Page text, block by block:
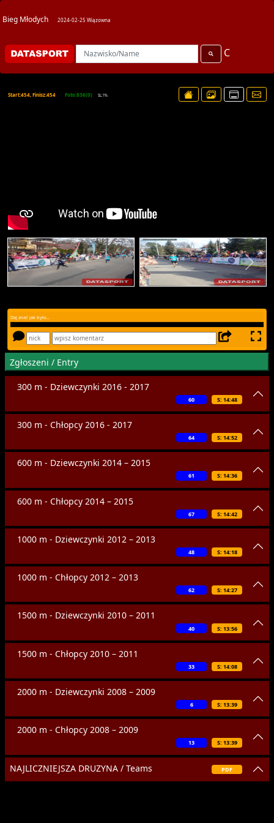
Bieg Młodych 2024-02-25 Wiązowna
C
Start:454, Finisz:454 Foto:836(0) SL:1%
Daj znać jak było...
Zgłoszeni / Entry
300 m - Dziewczynki 2016 - 2017
S: 14:48
60
300 m - Chłopcy 2016 - 2017
S: 14:52
64
600 m - Dziewczynki 2014 – 2015
S: 14:36
61
600 m - Chłopcy 2014 – 2015
S: 14:42
67
1000 m - Dziewczynki 2012 – 2013
S: 14:18
48
1000 m - Chłopcy 2012 – 2013
S: 14:27
62
1500 m - Dziewczynki 2010 – 2011
S: 13:56
40
1500 m - Chłopcy 2010 – 2011
S: 14:08
33
2000 m - Dziewczynki 2008 – 2009
S: 13:39
6
2000 m - Chłopcy 2008 – 2009
S: 13:39
13
NAJLICZNIEJSZA DRUZYNA / Teams PDF